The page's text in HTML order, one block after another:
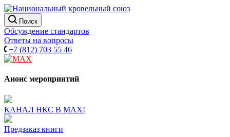
Поиск
Обсуждение стандартов
Ответы на вопросы
+7 (812) 703 55 46
Анонс мероприятий
КАНАЛ НКС В МАХ!
Предзаказ книги